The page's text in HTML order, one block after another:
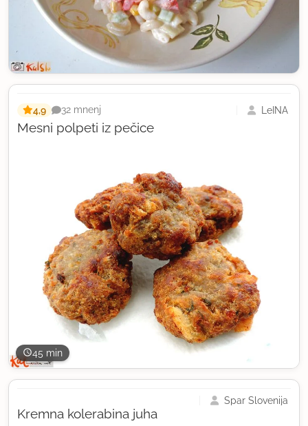
45 min
Mesni polpeti iz pečice
4,9 32 mnenj LeINA
Kremna kolerabina juha
Spar Slovenija